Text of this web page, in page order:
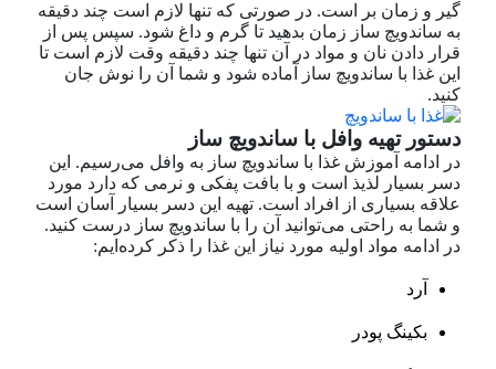
گیر و زمان بر است. در صورتی که تنها لازم است چند دقیقه
به ساندویچ ساز زمان بدهید تا گرم و داغ شود. سپس پس از
قرار دادن نان و مواد در آن تنها چند دقیقه وقت لازم است تا
این غذا با ساندویچ ساز آماده شود و شما آن را نوش جان
کنید.
دستور تهیه وافل با ساندویچ ساز
در ادامه آموزش غذا با ساندویچ ساز به وافل می‌رسیم. این
دسر بسیار لذیذ است و با بافت پفکی و نرمی که دارد مورد
علاقه بسیاری از افراد است. تهیه این دسر بسیار آسان است
و شما به راحتی می‌توانید آن را با ساندویچ ساز درست کنید.
در ادامه مواد اولیه مورد نیاز این غذا را ذکر کرده‌ایم:
آرد
بکینگ پودر